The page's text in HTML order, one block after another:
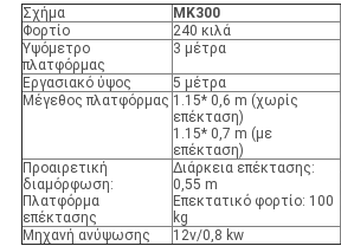
Σχήμα MK300
Φορτίο
240 κιλά
Υψόμετρο
πλατφόρμας
3 μέτρα
Εργασιακό ύψος 5 μέτρα
Μέγεθος πλατφόρμας 1.15* 0,6 m (χωρίς
επέκταση)
1.15* 0,7 m (με
επέκταση)
Προαιρετική
διαμόρφωση:
Πλατφόρμα
επέκτασης
Διάρκεια επέκτασης:
0,55 m
Επεκτατικό φορτίο: 100
kg
Μηχανή ανύψωσης
12v/0,8 kw